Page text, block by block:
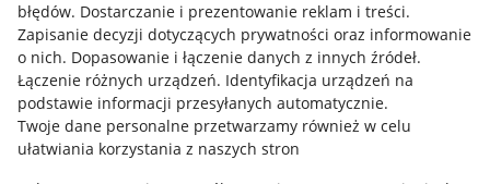
błędów. Dostarczanie i prezentowanie reklam i treści.
Zapisanie decyzji dotyczących prywatności oraz informowanie
o nich. Dopasowanie i łączenie danych z innych źródeł.
Łączenie różnych urządzeń. Identyfikacja urządzeń na
podstawie informacji przesyłanych automatycznie.
Twoje dane personalne przetwarzamy również w celu
ułatwiania korzystania z naszych stron
Informacje prawne
Regulamin
Polityka plików "cookies"
Ustawienia plików "cookies"